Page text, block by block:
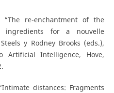
“The re-enchantment of the
ingredients for a nouvelle
y Rodney Brooks (eds.),
Artificial Intelligence, Hove,
distances: Fragments